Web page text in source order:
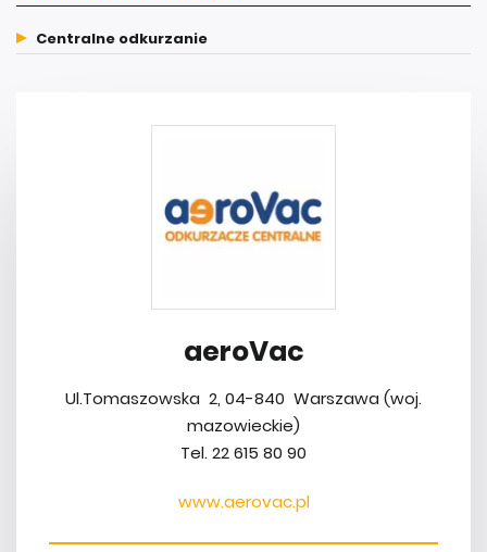
Centralne odkurzanie
aeroVac
Ul.Tomaszowska 2, 04-840 Warszawa (woj.
mazowieckie)
Tel. 22 615 80 90
www.aerovac.pl